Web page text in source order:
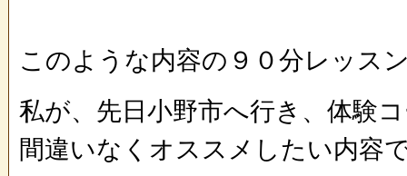
このような内容の９０分レッス
私が、先日小野市へ行き、体験
間違いなくオススメしたい内容